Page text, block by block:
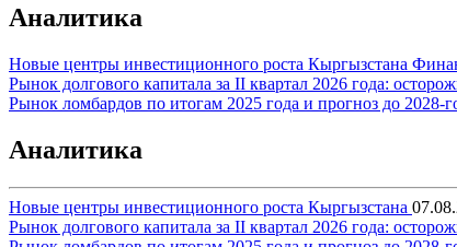
Аналитика
Новые центры инвестиционного роста Кыргызстана
Рынок долгового капитала за II квартал 2026 года:
Рынок ломбардов по итогам 2025 года и прогноз до 2028-
Аналитика
Новые центры инвестиционного роста Кыргызстана
Рынок долгового капитала за II квартал 2026 года: